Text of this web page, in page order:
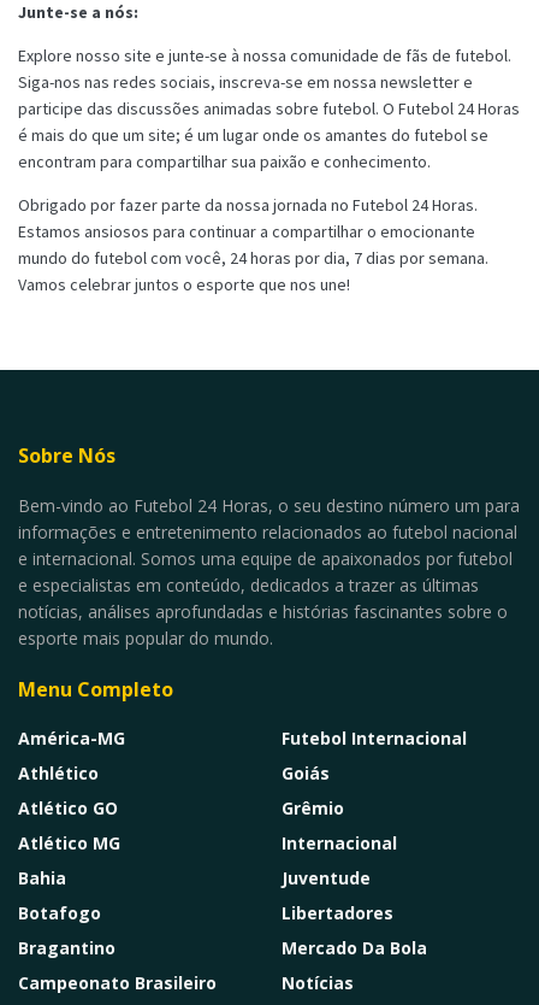
Junte-se a nós:
Explore nosso site e junte-se à nossa comunidade de fãs de futebol.
Siga-nos nas redes sociais, inscreva-se em nossa newsletter e
participe das discussões animadas sobre futebol. O Futebol 24 Horas
é mais do que um site; é um lugar onde os amantes do futebol se
encontram para compartilhar sua paixão e conhecimento.
Obrigado por fazer parte da nossa jornada no Futebol 24 Horas.
Estamos ansiosos para continuar a compartilhar o emocionante
mundo do futebol com você, 24 horas por dia, 7 dias por semana.
Vamos celebrar juntos o esporte que nos une!
Sobre Nós
Bem-vindo ao Futebol 24 Horas, o seu destino número um para
informações e entretenimento relacionados ao futebol nacional
e internacional. Somos uma equipe de apaixonados por futebol
e especialistas em conteúdo, dedicados a trazer as últimas
notícias, análises aprofundadas e histórias fascinantes sobre o
esporte mais popular do mundo.
Menu Completo
América-MG
Athlético
Atlético GO
Atlético MG
Bahia
Botafogo
Bragantino
Campeonato Brasileiro
Futebol Internacional
Goiás
Grêmio
Internacional
Juventude
Libertadores
Mercado Da Bola
Notícias